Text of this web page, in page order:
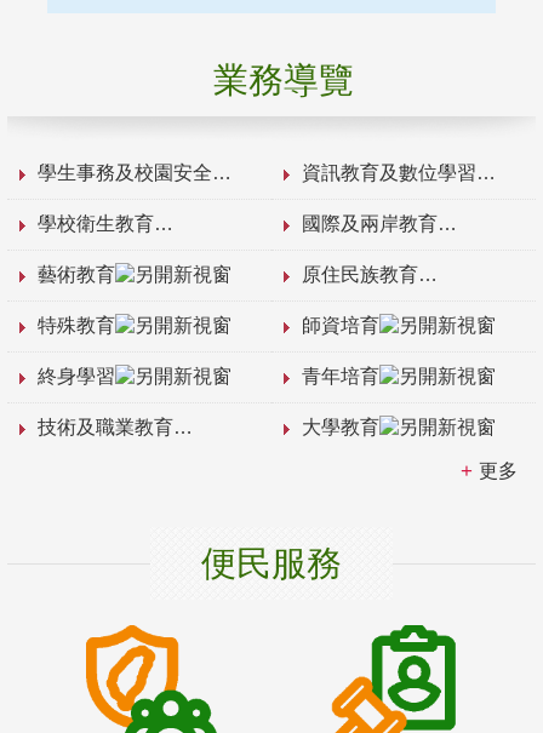
業務導覽
學生事務及校園安全 資訊教育及數位學習
學校衛生教育 國際及兩岸教育
藝術教育 原住民族教育
特殊教育 師資培育
終身學習 青年培育
技術及職業教育 大學教育
更多
便民服務